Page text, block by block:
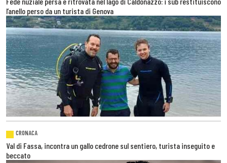
l’anello perso da un turista di Genova
CRONACA
Val di Fassa, incontra un gallo cedrone sul sentiero, turista inseguito e
beccato